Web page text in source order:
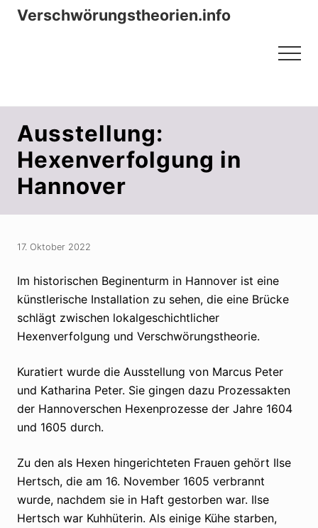
Menu
Zum
ZurVerschwörungstheorien.info
Menu
Ausstellung:
Hexenverfolgung in
Hannover
17. Oktober 2022
Im historischen Beginenturm in Hannover ist eine
künstlerische Installation zu sehen, die eine Brücke
schlägt zwischen lokalgeschichtlicher
Hexenverfolgung und Verschwörungstheorie.
Kuratiert wurde die Ausstellung von Marcus Peter
und Katharina Peter. Sie gingen dazu Prozessakten
der Hannoverschen Hexenprozesse der Jahre 1604
und 1605 durch.
Zu den als Hexen hingerichteten Frauen gehört Ilse
Hertsch, die am 16. November 1605 verbrannt
wurde, nachdem sie in Haft gestorben war. Ilse
Hertsch war Kuhhüterin. Als einige Kühe starben,